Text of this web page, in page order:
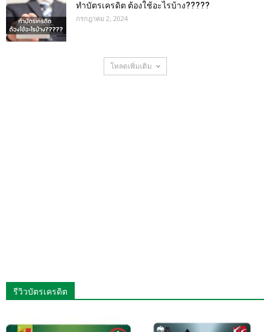
ทำบัตรเครดิต ต้องใช้อะไรบ้าง?????
กรกฎาคม 2, 2024
โหลดเพิ่มเติม
รีวิวบัตรเครดิต